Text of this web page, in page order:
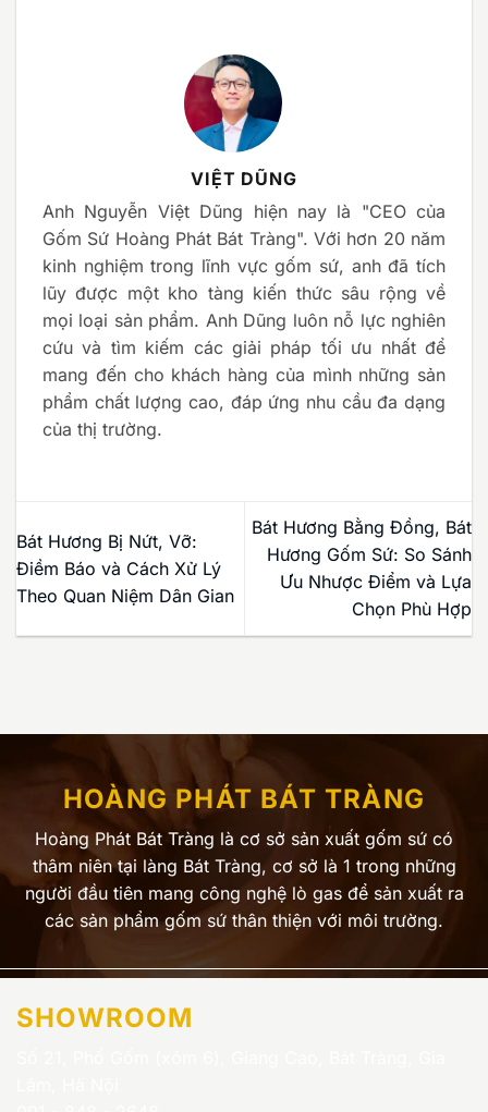
VIỆT DŨNG
Anh Nguyễn Việt Dũng hiện nay là "CEO của
Gốm Sứ Hoàng Phát Bát Tràng". Với hơn 20 năm
kinh nghiệm trong lĩnh vực gốm sứ, anh đã tích
lũy được một kho tàng kiến thức sâu rộng về
mọi loại sản phẩm. Anh Dũng luôn nỗ lực nghiên
cứu và tìm kiếm các giải pháp tối ưu nhất để
mang đến cho khách hàng của mình những sản
phẩm chất lượng cao, đáp ứng nhu cầu đa dạng
của thị trường.
Bát Hương Bị Nứt, Vỡ:
Điềm Báo và Cách Xử Lý
Theo Quan Niệm Dân Gian
Bát Hương Bằng Đồng, Bát
Hương Gốm Sứ: So Sánh
Ưu Nhược Điểm và Lựa
Chọn Phù Hợp
HOÀNG PHÁT BÁT TRÀNG
Hoàng Phát Bát Tràng là cơ sở sản xuất gốm sứ có
thâm niên tại làng Bát Tràng, cơ sở là 1 trong những
người đầu tiên mang công nghệ lò gas để sản xuất ra
các sản phẩm gốm sứ thân thiện với môi trường.
SHOWROOM